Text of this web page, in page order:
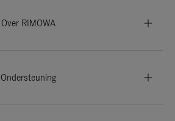
Over RIMOWA
Ondersteuning